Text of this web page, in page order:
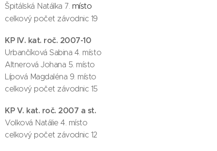
Špitálská Natálka 7. místo
celkový počet závodnic 19
KP IV. kat. roč. 2007-10
Urbančíková Sabina 4. místo
Altnerová Johana 5. místo
Lípová Magdaléna 9. místo
celkový počet závodnic 15
KP V. kat. roč. 2007 a st.
Volková Natálie 4. místo
celkový počet závodnic 12